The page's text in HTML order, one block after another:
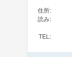
住所:
読み:
TEL :